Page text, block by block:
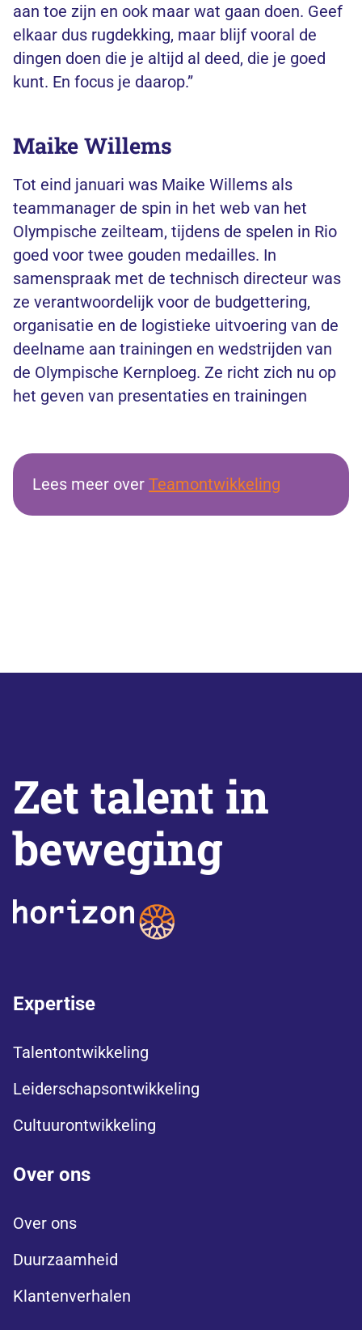
aan toe zijn en ook maar wat gaan doen. Geef
elkaar dus rugdekking, maar blijf vooral de
dingen doen die je altijd al deed, die je goed
kunt. En focus je daarop.”
Maike Willems
Tot eind januari was Maike Willems als
teammanager de spin in het web van het
Olympische zeilteam, tijdens de spelen in Rio
goed voor twee gouden medailles. In
samenspraak met de technisch directeur was
ze verantwoordelijk voor de budgettering,
organisatie en de logistieke uitvoering van de
deelname aan trainingen en wedstrijden van
de Olympische Kernploeg. Ze richt zich nu op
het geven van presentaties en trainingen
Lees meer over Teamontwikkeling
Zet talent in
beweging
Expertise
Talentontwikkeling
Leiderschapsontwikkeling
Cultuurontwikkeling
Over ons
Over ons
Duurzaamheid
Klantenverhalen